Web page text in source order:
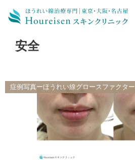
ホーム/ 安全
安全
症例写真ーほうれい線グロースファクター